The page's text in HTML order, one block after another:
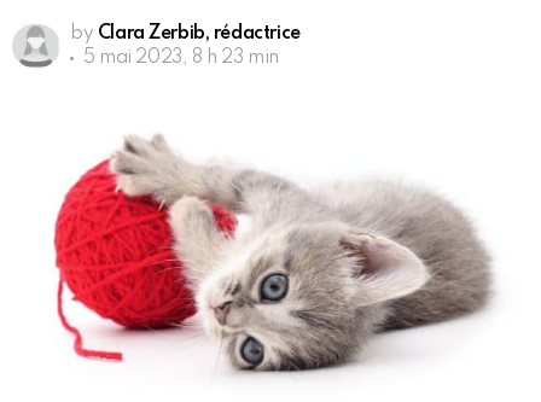
by Clara Zerbib, rédactrice
5 mai 2023, 8 h 23 min